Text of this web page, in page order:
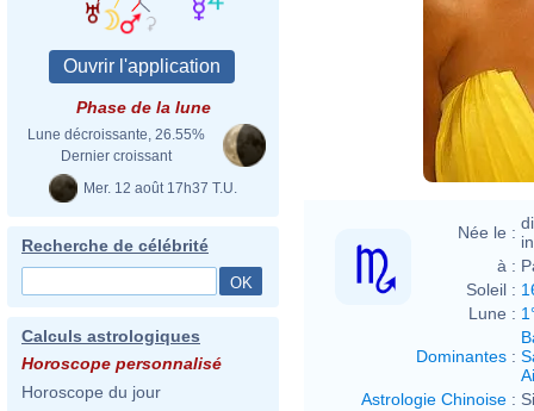
Phase de la lune
Lune décroissante, 26.55%
Dernier croissant
Mer. 12 août 17h37 T.U.
Recherche de célébrité
Calculs astrologiques
Horoscope personnalisé
Horoscope du jour
Née le :
à :
Soleil :
Lune :
Dominantes :
Astrologie Chinoise :